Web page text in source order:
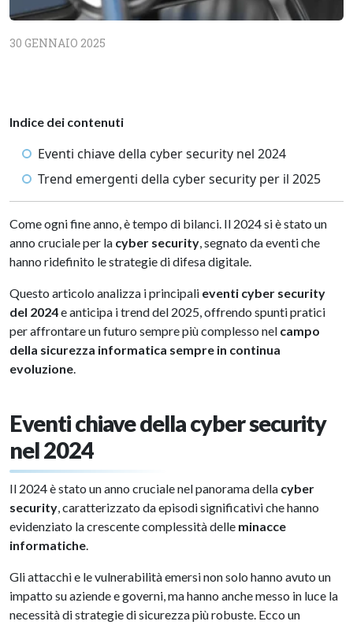
30 GENNAIO 2025
Indice dei contenuti
Eventi chiave della cyber security nel 2024
Trend emergenti della cyber security per il 2025
Come ogni fine anno, è tempo di bilanci. Il 2024 si è stato un
anno cruciale per la cyber security, segnato da eventi che
hanno ridefinito le strategie di difesa digitale.
Questo articolo analizza i principali eventi cyber security
del 2024e anticipa i trend del 2025, offrendo spunti pratici
per affrontare un futuro sempre più complesso nel campo
della sicurezza informatica sempre in continua
evoluzione.
Eventi chiave della cyber security
nel 2024
Il 2024 è stato un anno cruciale nel panorama della cyber
security, caratterizzato da episodi significativi che hanno
evidenziato la crescente complessità delle minacce
informatiche.
Gli attacchi e le vulnerabilità emersi non solo hanno avuto un
impatto su aziende e governi, ma hanno anche messo in luce la
necessità di strategie di sicurezza più robuste. Ecco un